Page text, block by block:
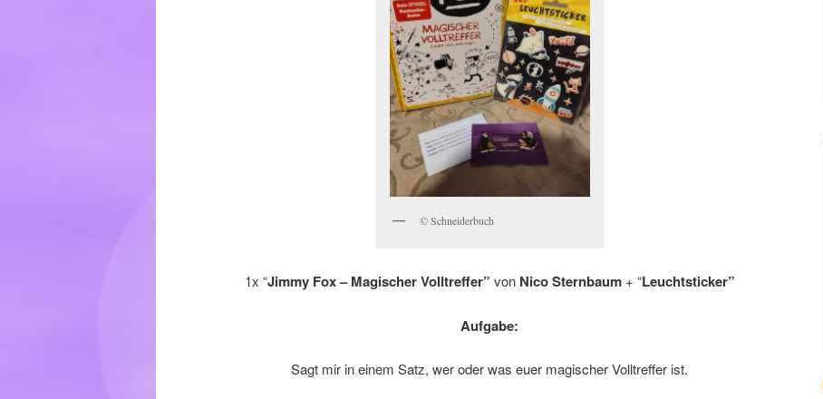
© Schneiderbuch
1x “Jimmy Fox – Magischer Volltreffer” von Nico Sternbaum+ “Leuchtsticker”
Aufgabe:
Sagt mir in einem Satz, wer oder was euer magischer Volltreffer ist.